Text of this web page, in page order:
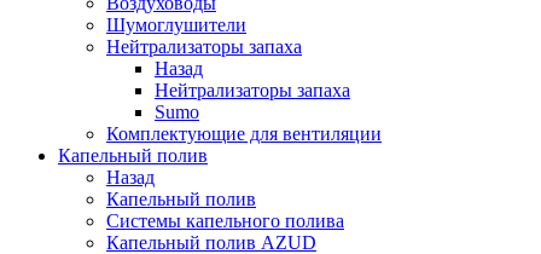
Шумоглушители
Нейтрализаторы запаха
Назад
Нейтрализаторы запаха
Sumo
Комплектующие для вентиляции
Капельный полив
Назад
Капельный полив
Системы капельного полива
Капельный полив AZUD